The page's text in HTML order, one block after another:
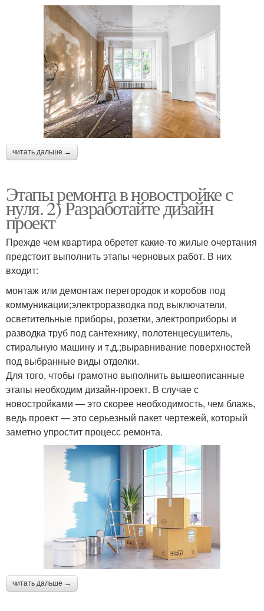
читать дальше →
Этапы ремонта в новостройке с
нуля. 2) Разработайте дизайн
проект
Прежде чем квартира обретет какие-то жилые очертания
предстоит выполнить этапы черновых работ. В них
входит:
монтаж или демонтаж перегородок и коробов под
коммуникации;электроразводка под выключатели,
осветительные приборы, розетки, электроприборы и
разводка труб под сантехнику, полотенцесушитель,
стиральную машину и т.д.;выравнивание поверхностей
под выбранные виды отделки.
Для того, чтобы грамотно выполнить вышеописанные
этапы необходим дизайн-проект. В случае с
новостройками — это скорее необходимость, чем блажь,
ведь проект — это серьезный пакет чертежей, который
заметно упростит процесс ремонта.
читать дальше →